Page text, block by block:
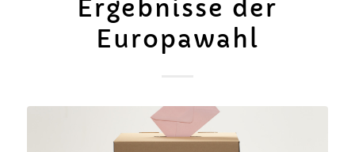
Ergebnisse der
Europawahl